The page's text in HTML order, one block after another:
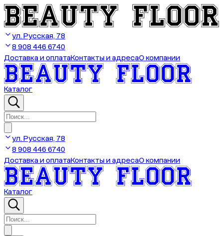
ул. Русская, 78
8 908 446 6740
Доставка и оплатаКонтакты и адресаО компании
Каталог
ул. Русская, 78
8 908 446 6740
Доставка и оплатаКонтакты и адресаО компании
Каталог